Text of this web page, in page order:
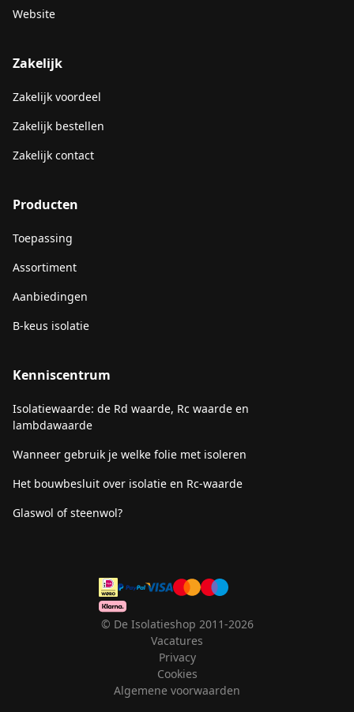
Website
Zakelijk
Zakelijk voordeel
Zakelijk bestellen
Zakelijk contact
Producten
Toepassing
Assortiment
Aanbiedingen
B-keus isolatie
Kenniscentrum
Isolatiewaarde: de Rd waarde, Rc waarde en
lambdawaarde
Wanneer gebruik je welke folie met isoleren
Het bouwbesluit over isolatie en Rc-waarde
Glaswol of steenwol?
© De Isolatieshop 2011-2026
Vacatures
Privacy
Cookies
Algemene voorwaarden